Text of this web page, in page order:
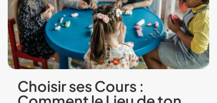
Choisir ses Cours :